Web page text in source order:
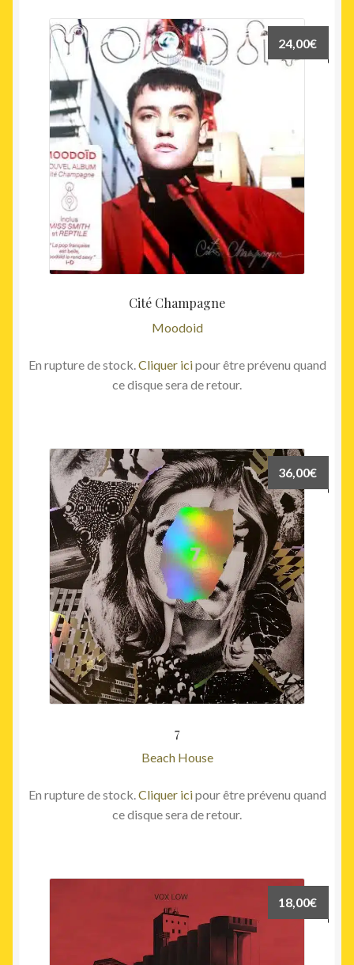
Cité Champagne
Moodoid
24,00€
En rupture de stock.Cliquer icipour être prévenu quand
ce disque sera de retour.
7
Beach House
36,00€
En rupture de stock.Cliquer icipour être prévenu quand
ce disque sera de retour.
18,00€